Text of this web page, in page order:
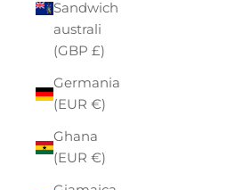
Sandwich
australi
(GBP £)
Germania
(EUR €)
Ghana
(EUR €)